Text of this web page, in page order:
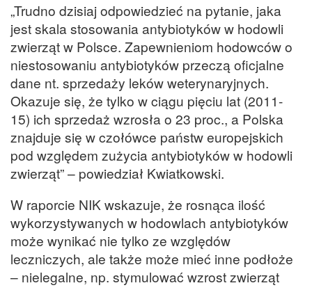
„Trudno dzisiaj odpowiedzieć na pytanie, jaka
jest skala stosowania antybiotyków w hodowli
zwierząt w Polsce. Zapewnieniom hodowców o
niestosowaniu antybiotyków przeczą oficjalne
dane nt. sprzedaży leków weterynaryjnych.
Okazuje się, że tylko w ciągu pięciu lat (2011-
15) ich sprzedaż wzrosła o 23 proc., a Polska
znajduje się w czołówce państw europejskich
pod względem zużycia antybiotyków w hodowli
zwierząt” – powiedział Kwiatkowski.
W raporcie NIK wskazuje, że rosnąca ilość
wykorzystywanych w hodowlach antybiotyków
może wynikać nie tylko ze względów
leczniczych, ale także może mieć inne podłoże
– nielegalne, np. stymulować wzrost zwierząt